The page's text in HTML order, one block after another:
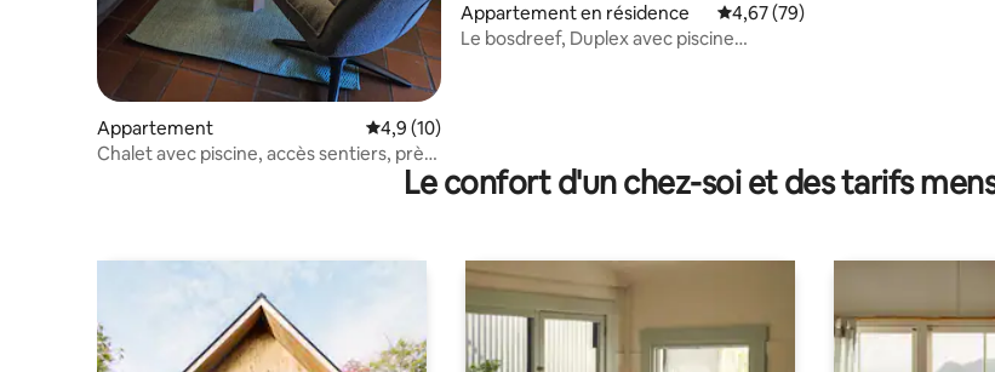
Appartement Évaluation moyenne sur la base de 10 commentaires : 4,9 sur 5
4,9 (10)
Chalet avec piscine, accès sentiers, près
Appartement en résidence Évaluation moyenne sur la base
4,67 (79)
Le bosdreef, Duplex avec piscine
Le confort d'un chez-soi et des tarifs